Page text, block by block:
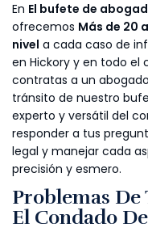
En El bufete de
ofrecemos Más de 20
nivel a cada caso de
en Hickory y en todo el
contratas a un
tránsito de nuestro
experto y versátil del
responder a tus
legal y manejar cada
precisión y esmero.
Problemas
El Condado